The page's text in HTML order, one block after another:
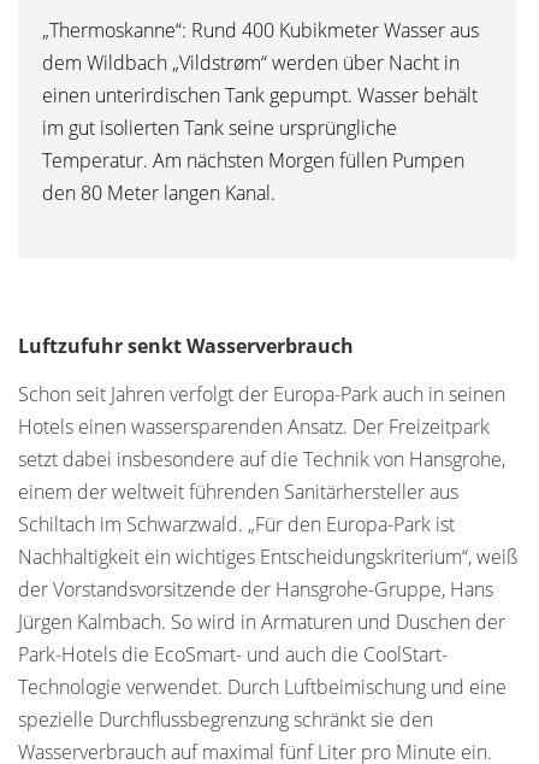
„Thermoskanne“: Rund 400 Kubikmeter Wasser aus
dem Wildbach „Vildstrøm“ werden über Nacht in
einen unterirdischen Tank gepumpt. Wasser behält
im gut isolierten Tank seine ursprüngliche
Temperatur. Am nächsten Morgen füllen Pumpen
den 80 Meter langen Kanal.
Luftzufuhr senkt Wasserverbrauch
Schon seit Jahren verfolgt der Europa-Park auch in seinen
Hotels einen wassersparenden Ansatz. Der Freizeitpark
setzt dabei insbesondere auf die Technik von Hansgrohe,
einem der weltweit führenden Sanitärhersteller aus
Schiltach im Schwarzwald. „Für den Europa-Park ist
Nachhaltigkeit ein wichtiges Entscheidungskriterium“, weiß
der Vorstandsvorsitzende der Hansgrohe-Gruppe, Hans
Jürgen Kalmbach. So wird in Armaturen und Duschen der
Park-Hotels die EcoSmart- und auch die CoolStart-
Technologie verwendet. Durch Luftbeimischung und eine
spezielle Durchflussbegrenzung schränkt sie den
Wasserverbrauch auf maximal fünf Liter pro Minute ein.